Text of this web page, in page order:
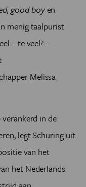
good boyen
menig taalpurist
– te veel? –
Melissa
in de
legt Schuring uit.
van het
het Nederlands